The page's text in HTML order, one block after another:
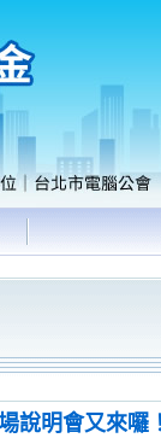
說明會又來囉